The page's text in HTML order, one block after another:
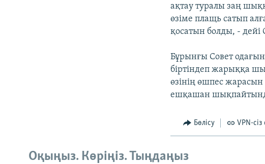
ақтау туралы заң
өзіме плащь сатып
қосатын болды, -
Бұрынғы Совет
біртіндеп жарыққа
өзінің өшпес
ешқашан
Бөлісу VPN-сіз
Оқыңыз. Көріңіз. Тыңдаңыз